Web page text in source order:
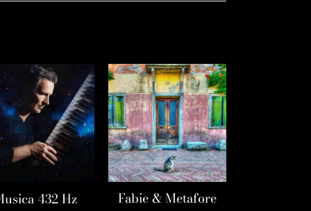
432 Hz Fabie & Metafore